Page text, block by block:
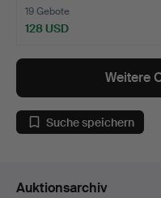
19 Gebote
128 USD
Weitere
Suche speichern
Auktionsarchiv